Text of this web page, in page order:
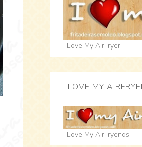
I Love My AirFryer
I LOVE MY
I Love My AirFryends